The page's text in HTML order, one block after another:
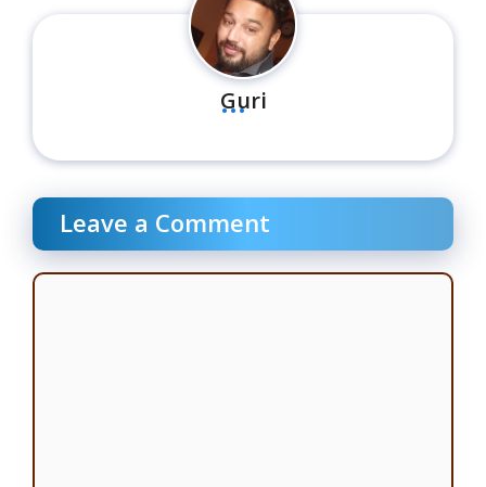
Guri
...
Leave a Comment
Comment